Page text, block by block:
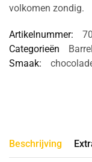
volkomen zondig.
Artikelnummer:
Categorieën
Smaak:
Beschrijving